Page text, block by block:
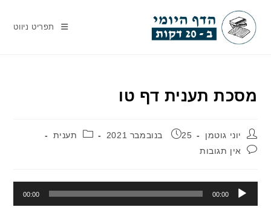
content
תפריט ניווט
מסכת תענית דף טו
מחבר:יוני גוטמן פורסם:
25 בנובמבר 2021 קטגוריה:
תענית
תגובות:אין תגובות
00:00
00:00